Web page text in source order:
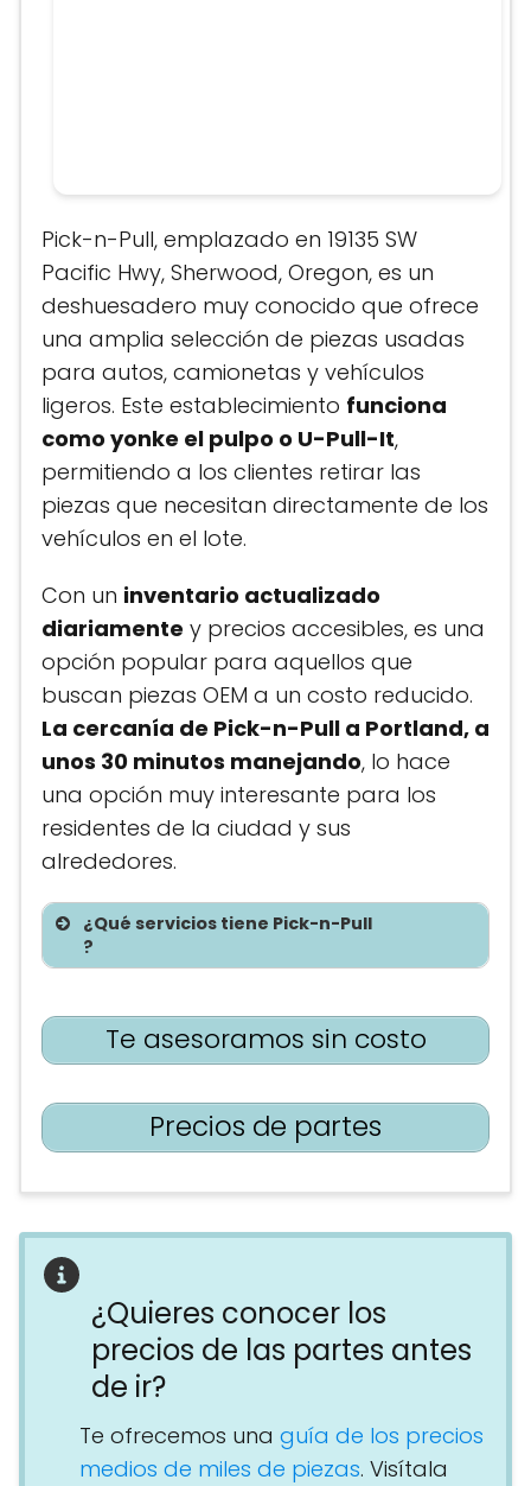
Pick-n-Pull, emplazado en 19135 SW
Pacific Hwy, Sherwood, Oregon, es un
deshuesadero muy conocido que ofrece
una amplia selección de piezas usadas
para autos, camionetas y vehículos
ligeros. Este establecimiento funciona
como yonke el pulpo o U-Pull-It,
permitiendo a los clientes retirar las
piezas que necesitan directamente de los
vehículos en el lote.
Con un inventario actualizado
diariamente y precios accesibles, es una
opción popular para aquellos que
buscan piezas OEM a un costo reducido.
La cercanía de Pick-n-Pull a Portland, a
unos 30 minutos manejando, lo hace
una opción muy interesante para los
residentes de la ciudad y sus
alrededores.
¿Qué servicios tiene Pick-n-Pull
?
Te asesoramos sin costo
Precios de partes
¿Quieres conocer los
precios de las partes antes
de ir?
Te ofrecemos una guía de los precios
medios de miles de piezas. Visítala